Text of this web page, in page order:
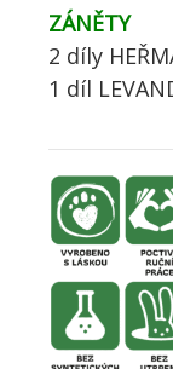
ZÁNĚTY
2 díly
1 díl